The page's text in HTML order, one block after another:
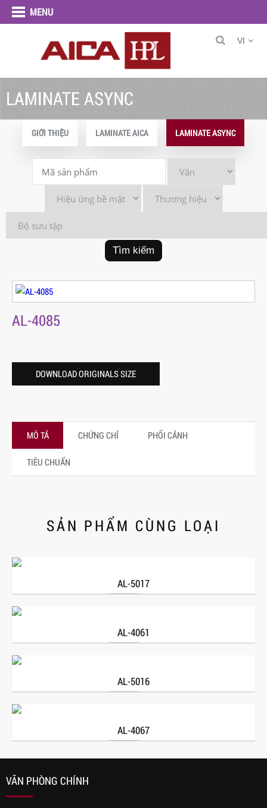
MENU
VI
LAMINATE ASYNC
GIỚI THIỆU LAMINATE AICA LAMINATE ASYNC
Tìm kiếm
AL-4085
DOWNLOAD ORIGINALS SIZE
MÔ TẢ CHỨNG CHỈ PHỐI CẢNH
TIÊU CHUẨN
SẢN PHẨM CÙNG LOẠI
AL-5017
AL-4061
AL-5016
AL-4067
VĂN PHÒNG CHÍNH